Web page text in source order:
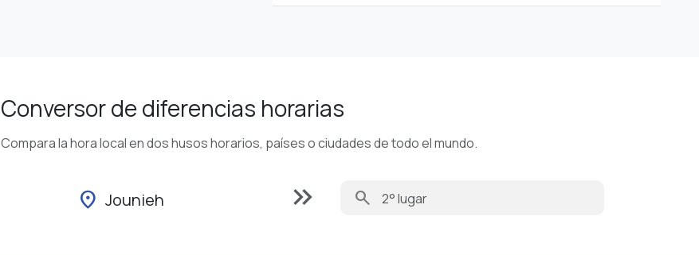
Conversor de diferencias horarias
Compara la hora local en dos husos horarios, países o ciudades de todo el mundo.
location_on Jounieh keyboard_double_arrow_right search